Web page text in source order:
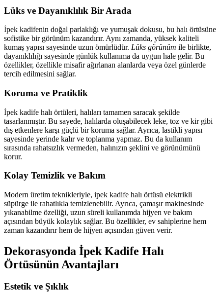
Lüks ve Dayanıklılık Bir Arada
İpek kadifenin doğal parlaklığı ve yumuşak dokusu, bu halı örtüsüne
sofistike bir görünüm kazandırır. Aynı zamanda, yüksek kaliteli
kumaş yapısı sayesinde uzun ömürlüdür. Lüks görünüm ile birlikte,
dayanıklılığı sayesinde günlük kullanıma da uygun hale gelir. Bu
özellikler, özellikle misafir ağırlanan alanlarda veya özel günlerde
tercih edilmesini sağlar.
Koruma ve Pratiklik
İpek kadife halı örtüleri, halıları tamamen saracak şekilde
tasarlanmıştır. Bu sayede, halılarda oluşabilecek leke, toz ve kir gibi
dış etkenlere karşı güçlü bir koruma sağlar. Ayrıca, lastikli yapısı
sayesinde yerinde kalır ve toplanma yapmaz. Bu da kullanım
sırasında rahatsızlık vermeden, halınızın şeklini ve görünümünü
korur.
Kolay Temizlik ve Bakım
Modern üretim teknikleriyle, ipek kadife halı örtüsü elektrikli
süpürge ile rahatlıkla temizlenebilir. Ayrıca, çamaşır makinesinde
yıkanabilme özelliği, uzun süreli kullanımda hijyen ve bakım
açısından büyük kolaylık sağlar. Bu özellikler, ev sahiplerine hem
zaman kazandırır hem de hijyen açısından güven verir.
Dekorasyonda İpek Kadife Halı
Örtüsünün Avantajları
Estetik ve Şıklık